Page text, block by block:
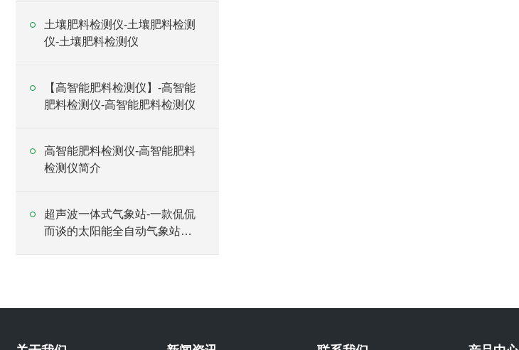
土壤肥料检测仪-土壤肥料检测
仪-土壤肥料检测仪
【高智能肥料检测仪】-高智能
肥料检测仪-高智能肥料检测仪
高智能肥料检测仪-高智能肥料
检测仪简介
超声波一体式气象站-一款侃侃
而谈的太阳能全自动气象站